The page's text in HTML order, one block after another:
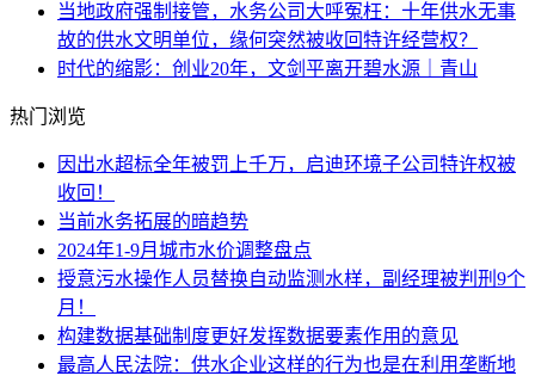
当地政府强制接管，水务公司大呼冤枉：十年供水无事
故的供水文明单位，缘何突然被收回特许经营权？
时代的缩影：创业20年，文剑平离开碧水源｜青山
热门浏览
因出水超标全年被罚上千万，启迪环境子公司特许权被
收回！
当前水务拓展的暗趋势
2024年1-9月城市水价调整盘点
授意污水操作人员替换自动监测水样，副经理被判刑9个
月！
构建数据基础制度更好发挥数据要素作用的意见
最高人民法院：供水企业这样的行为也是在利用垄断地